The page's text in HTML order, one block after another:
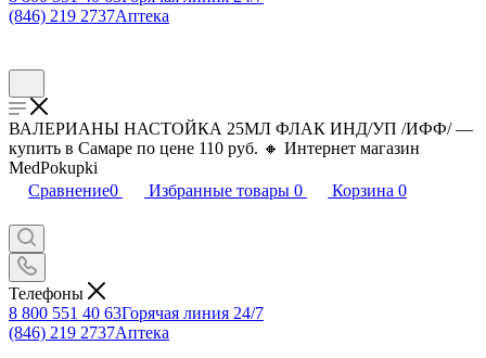
(846) 219 2737Аптека
ВАЛЕРИАНЫ НАСТОЙКА 25МЛ ФЛАК ИНД/УП /ИФФ/ —
купить в Самаре по цене 110 руб. 🔸 Интернет магазин
MedPokupki
Сравнение0 Избранные товары 0 Корзина 0
Телефоны
8 800 551 40 63Горячая линия 24/7
(846) 219 2737Аптека